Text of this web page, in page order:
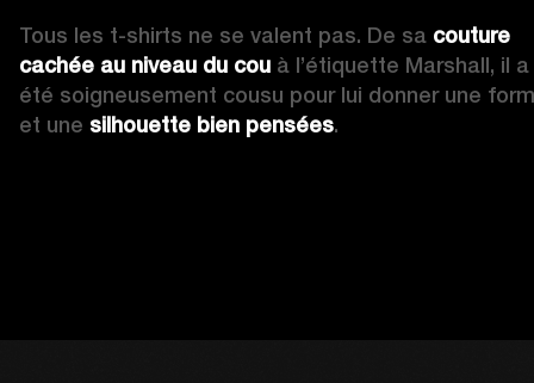
Tous les t-shirts ne se valent pas. De sa couture
cachée au niveau du cou à l’étiquette Marshall, il a
été soigneusement cousu pour lui donner une
et une silhouette bien pensées.